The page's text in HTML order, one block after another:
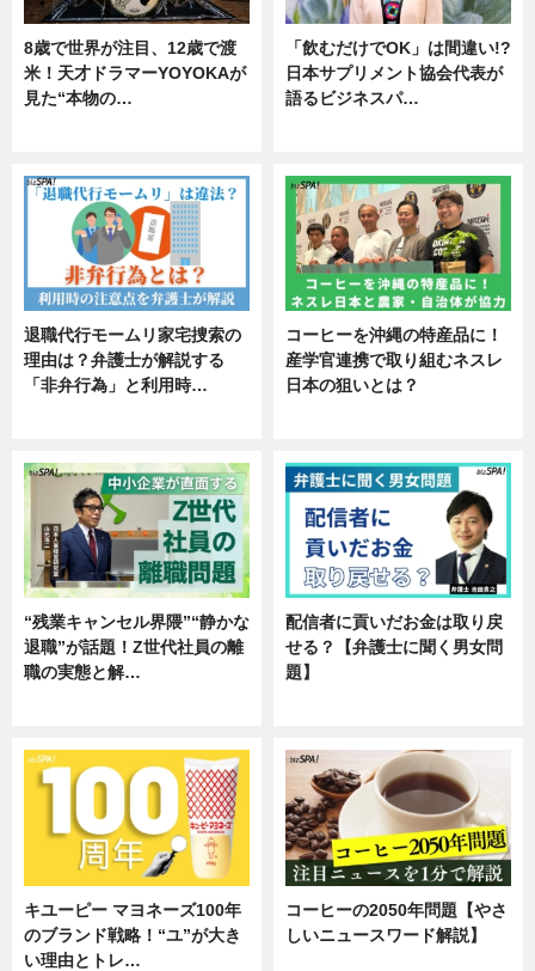
8歳で世界が注目、12歳で渡
米！天才ドラマーYOYOKAが
見た“本物の…
「飲むだけでOK」は間違い!?
日本サプリメント協会代表が
語るビジネスパ…
退職代行モームリ家宅捜索の
理由は？弁護士が解説する
「非弁行為」と利用時…
コーヒーを沖縄の特産品に！
産学官連携で取り組むネスレ
日本の狙いとは？
“残業キャンセル界隈”“静かな
退職”が話題！Z世代社員の離
職の実態と解…
配信者に貢いだお金は取り戻
せる？【弁護士に聞く男女問
題】
キユーピー マヨネーズ100年
のブランド戦略！“ユ”が大き
い理由とトレ…
コーヒーの2050年問題【やさ
しいニュースワード解説】